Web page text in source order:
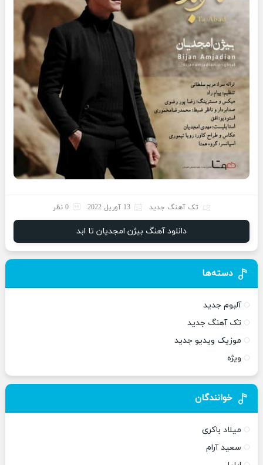
تک آهنگ جدید 13 آوریل 2022 0 نظر
دانلود آهنگ بیژن امجدیان تا ابد
دسته‌ها
آلبوم جدید
تک آهنگ جدید
موزیک ویدیو جدید
ویژه
خوانندگان
میلاد باکری
سعید آرام